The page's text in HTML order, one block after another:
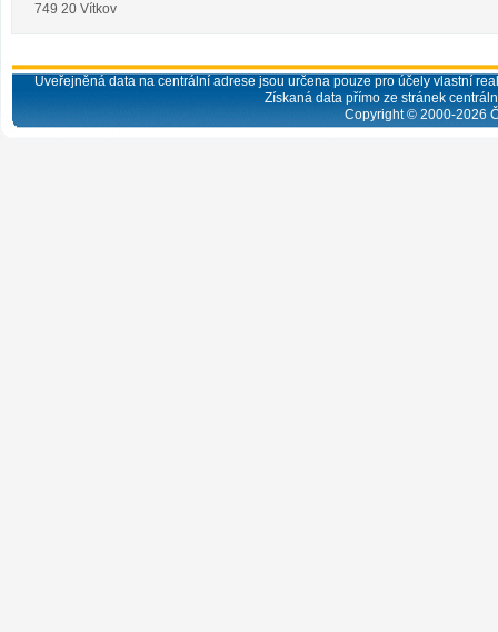
749 20 Vítkov
Uveřejněná data na centrální adrese jsou určena pouze pro účely vlastní
Získaná data přímo ze stránek
Copyright © 2000-2026